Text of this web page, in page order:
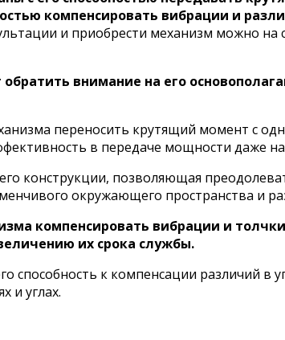
компенсировать вибрации и
и приобрести механизм можно на
внимание на его
переносить крутящий момент с
в передаче мощности даже
конструкции, позволяющая
окружающего пространства и
компенсировать вибрации и
их срока службы.
способность к компенсации различий в
и углах.